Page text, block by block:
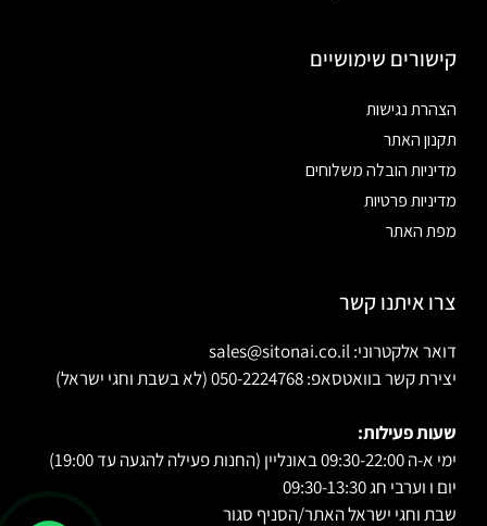
קישורים שימושיים
הצהרת נגישות
תקנון האתר
מדיניות הובלה משלוחים
מדיניות פרטיות
מפת האתר
צרו איתנו קשר
דואר אלקטרוני: sales@sitonai.co.il
יצירת קשר בוואטסאפ: 050-2224768 (לא בשבת וחגי ישראל)
שעות פעילות:
ימי א-ה 09:30-22:00 באונליין (החנות פעילה להגעה עד 19:00)
יום ו וערבי חג 09:30-13:30
שבת וחגי ישראל האתר/הסניף סגור